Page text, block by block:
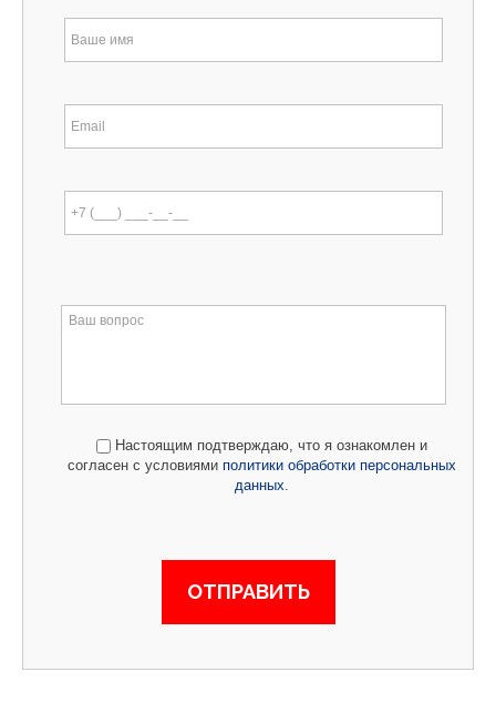
Настоящим подтверждаю, что я ознакомлен и
согласен с условиями политики обработки персональных
данных